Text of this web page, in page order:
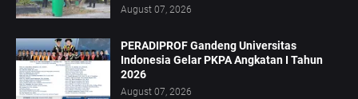
August 07, 2026
PERADIPROF Gandeng Universitas
Indonesia Gelar PKPA Angkatan I Tahun
2026
August 07, 2026